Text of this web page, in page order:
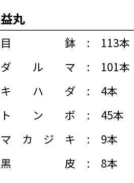
益丸
目鉢 :
113本
ダルマ
:
101本
キハダ
:
4本
トンボ
:
45本
マカジキ
:
9本
黒皮
: 8本